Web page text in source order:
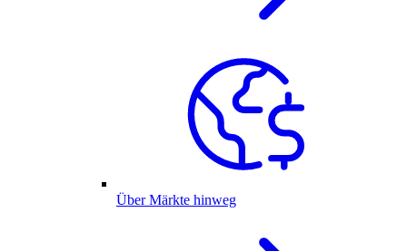
Über Märkte hinweg